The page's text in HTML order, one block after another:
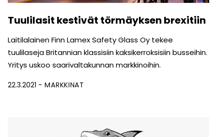
Tuulilasit kestivät törmäyksen brexitiin
Laitilalainen Finn Lamex Safety Glass Oy tekee
tuulilaseja Britannian klassisiin kaksikerroksisiin busseihin.
Yritys uskoo saarivaltakunnan markkinoihin.
22.3.2021 MARKKINAT